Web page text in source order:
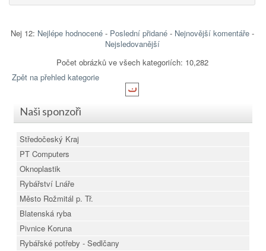
Nej 12: Nejlépe hodnocené- Poslední přidané- Nejnovější komentáře-
Nejsledovanější
Počet obrázků ve všech kategoriích: 10,282
Zpět na přehled kategorie
Naši sponzoři
Středočeský Kraj
PT Computers
Oknoplastik
Rybářství Lnáře
Město Rožmitál p. Tř.
Blatenská ryba
Pivnice Koruna
Rybářské potřeby - Sedlčany